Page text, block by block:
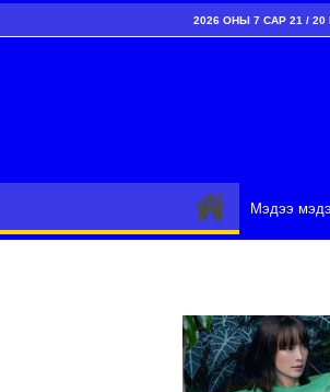
2026 ОНЫ 7 САР 21 / 20
Мэдээ